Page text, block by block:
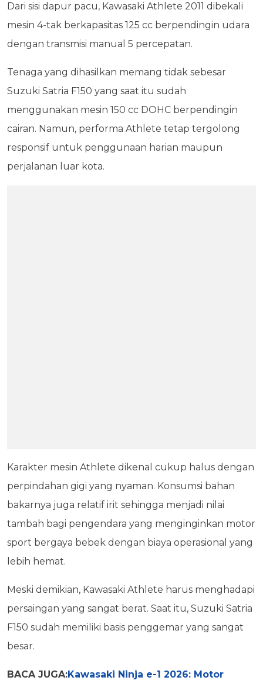
Dari sisi dapur pacu, Kawasaki Athlete 2011 dibekali
mesin 4-tak berkapasitas 125 cc berpendingin udara
dengan transmisi manual 5 percepatan.
Tenaga yang dihasilkan memang tidak sebesar
Suzuki Satria F150 yang saat itu sudah
menggunakan mesin 150 cc DOHC berpendingin
cairan. Namun, performa Athlete tetap tergolong
responsif untuk penggunaan harian maupun
perjalanan luar kota.
Karakter mesin Athlete dikenal cukup halus dengan
perpindahan gigi yang nyaman. Konsumsi bahan
bakarnya juga relatif irit sehingga menjadi nilai
tambah bagi pengendara yang menginginkan motor
sport bergaya bebek dengan biaya operasional yang
lebih hemat.
Meski demikian, Kawasaki Athlete harus menghadapi
persaingan yang sangat berat. Saat itu, Suzuki Satria
F150 sudah memiliki basis penggemar yang sangat
besar.
BACA JUGA:Kawasaki Ninja e-1 2026: Motor